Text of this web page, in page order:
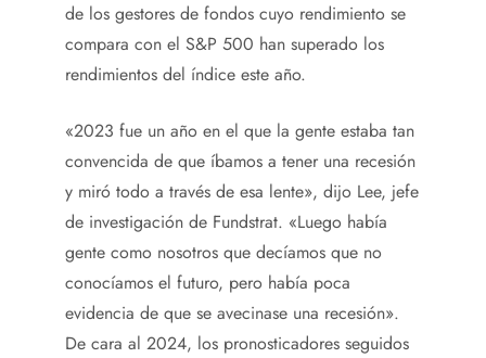
de los gestores de fondos cuyo rendimiento se
compara con el S&P 500 han superado los
rendimientos del índice este año.
«2023 fue un año en el que la gente estaba tan
convencida de que íbamos a tener una recesión
y miró todo a través de esa lente», dijo Lee, jefe
de investigación de Fundstrat. «Luego había
gente como nosotros que decíamos que no
conocíamos el futuro, pero había poca
evidencia de que se avecinase una recesión».
De cara al 2024, los pronosticadores seguidos